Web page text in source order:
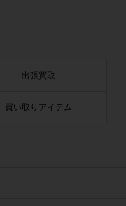
出張買取
買い取りアイテム